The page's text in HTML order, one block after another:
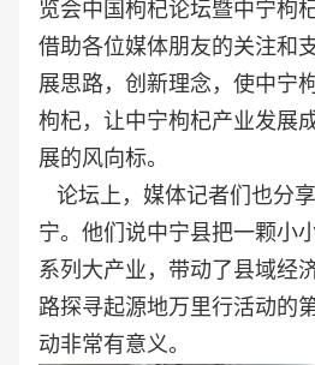
览会中国枸杞论坛暨中宁枸
借助各位媒体朋友的关注和
展思路，创新理念，使中宁
枸杞，让中宁枸杞产业发展
展的风向标。
论坛上，媒体记者们也分
宁。他们说中宁县把一颗小
系列大产业，带动了县域经
路探寻起源地万里行活动的
动非常有意义。